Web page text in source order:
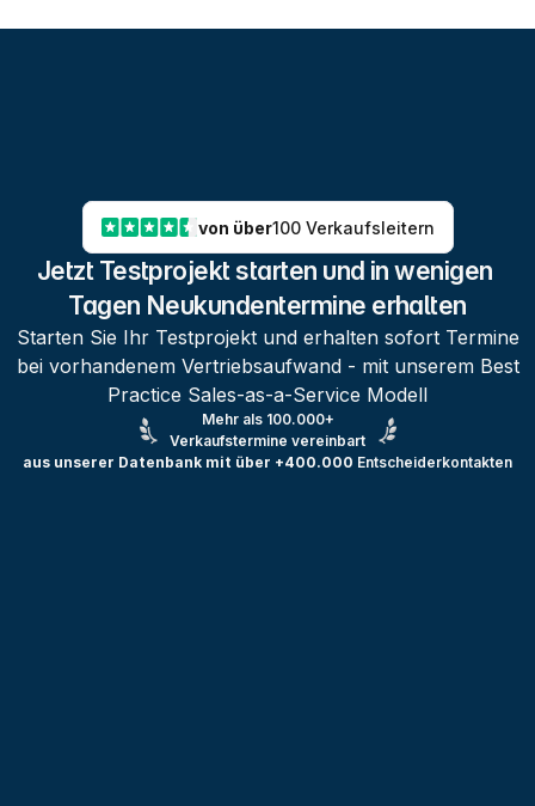
von über100 Verkaufsleitern
Jetzt Testprojekt starten und in wenigen
Tagen Neukundentermine erhalten
Starten Sie Ihr Testprojekt und erhalten sofort Termine
bei vorhandenem Vertriebsaufwand - mit unserem Best
Practice Sales-as-a-Service Modell
Mehr als 100.000+
Verkaufstermine vereinbart
aus unserer Datenbank mit über +400.000 Entscheiderkontakten